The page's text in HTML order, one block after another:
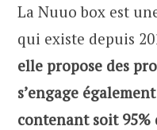
La Nuuo box est
qui existe depuis
elle propose des
s’engage
contenant soit 95%